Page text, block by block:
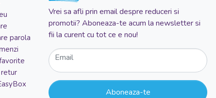
parola
Vrei sa afli prin email despre reduceri si
promotii? Aboneaza-te acum la newsletter si
fii la curent cu tot ce e nou!
Email
Aboneaza-te